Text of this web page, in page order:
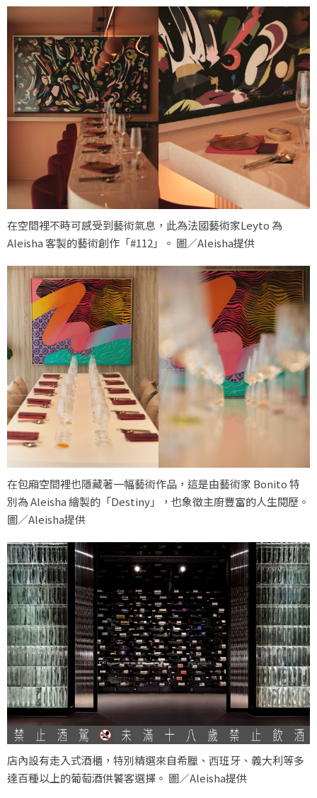
在空間裡不時可感受到藝術氣息，此為法國藝術家Leyto 為
Aleisha 客製的藝術創作「#112」。 圖／Aleisha提供
在包廂空間裡也隱藏著一幅藝術作品，這是由藝術家 Bonito 特
別為 Aleisha 繪製的「Destiny」，也象徵主廚豐富的人生閱歷。
圖／Aleisha提供
店內設有走入式酒櫃，特別精選來自希臘、⻄班牙、義大利等多
達百種以上的葡萄酒供饕客選擇。 圖／Aleisha提供